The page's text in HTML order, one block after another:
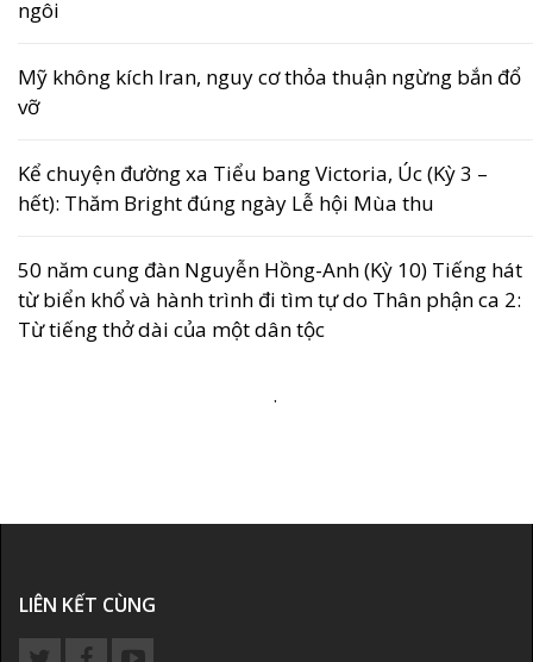
ngôi
Mỹ không kích Iran, nguy cơ thỏa thuận ngừng bắn đổ
vỡ
Kể chuyện đường xa Tiểu bang Victoria, Úc (Kỳ 3 –
hết): Thăm Bright đúng ngày Lễ hội Mùa thu
50 năm cung đàn Nguyễn Hồng-Anh (Kỳ 10) Tiếng hát
từ biển khổ và hành trình đi tìm tự do Thân phận ca 2:
Từ tiếng thở dài của một dân tộc
.
LIÊN KẾT CÙNG